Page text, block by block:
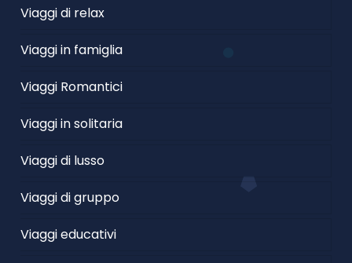
Viaggi di relax
Viaggi in famiglia
Viaggi Romantici
Viaggi in solitaria
Viaggi di lusso
Viaggi di gruppo
Viaggi educativi